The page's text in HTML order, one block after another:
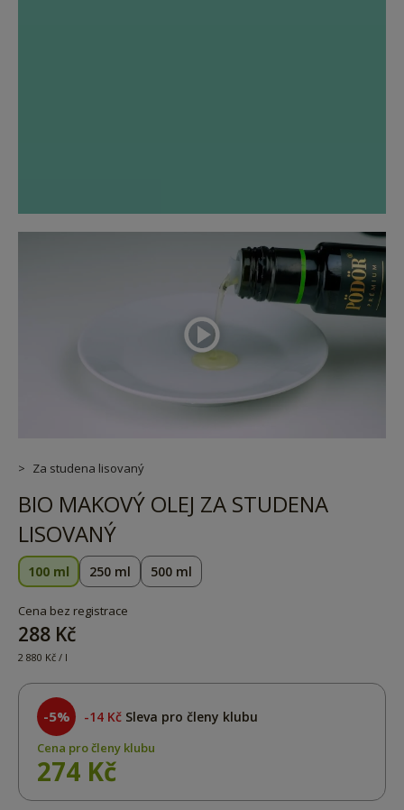
Za studena lisovaný
BIO MAKOVÝ OLEJ ZA STUDENA
LISOVANÝ
100 ml 250 ml 500 ml
Cena bez registrace
288 Kč
2 880 Kč / l
-5% 14 Kč Sleva pro členy klubu
Cena pro členy klubu
274 Kč